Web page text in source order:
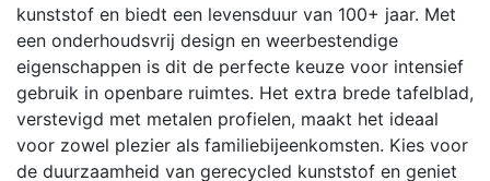
kunststof en biedt een levensduur van 100+ jaar. Met
een onderhoudsvrij design en weerbestendige
eigenschappen is dit de perfecte keuze voor intensief
gebruik in openbare ruimtes. Het extra brede tafelblad,
verstevigd met metalen profielen, maakt het ideaal
voor zowel plezier als familiebijeenkomsten. Kies voor
de duurzaamheid van gerecycled kunststof en geniet